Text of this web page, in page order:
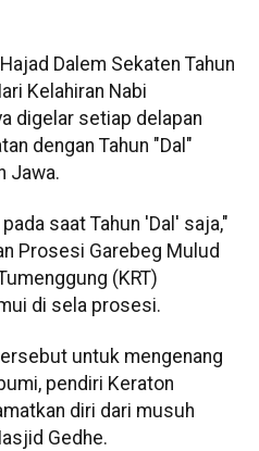
Dalem Sekaten Tahun
Kelahiran Nabi
digelar setiap delapan
dengan Tahun "Dal"
Jawa.
saat Tahun 'Dal' saja,"
Prosesi Garebeg Mulud
(KRT)
di sela prosesi.
untuk mengenang
pendiri Keraton
diri dari musuh
Gedhe.